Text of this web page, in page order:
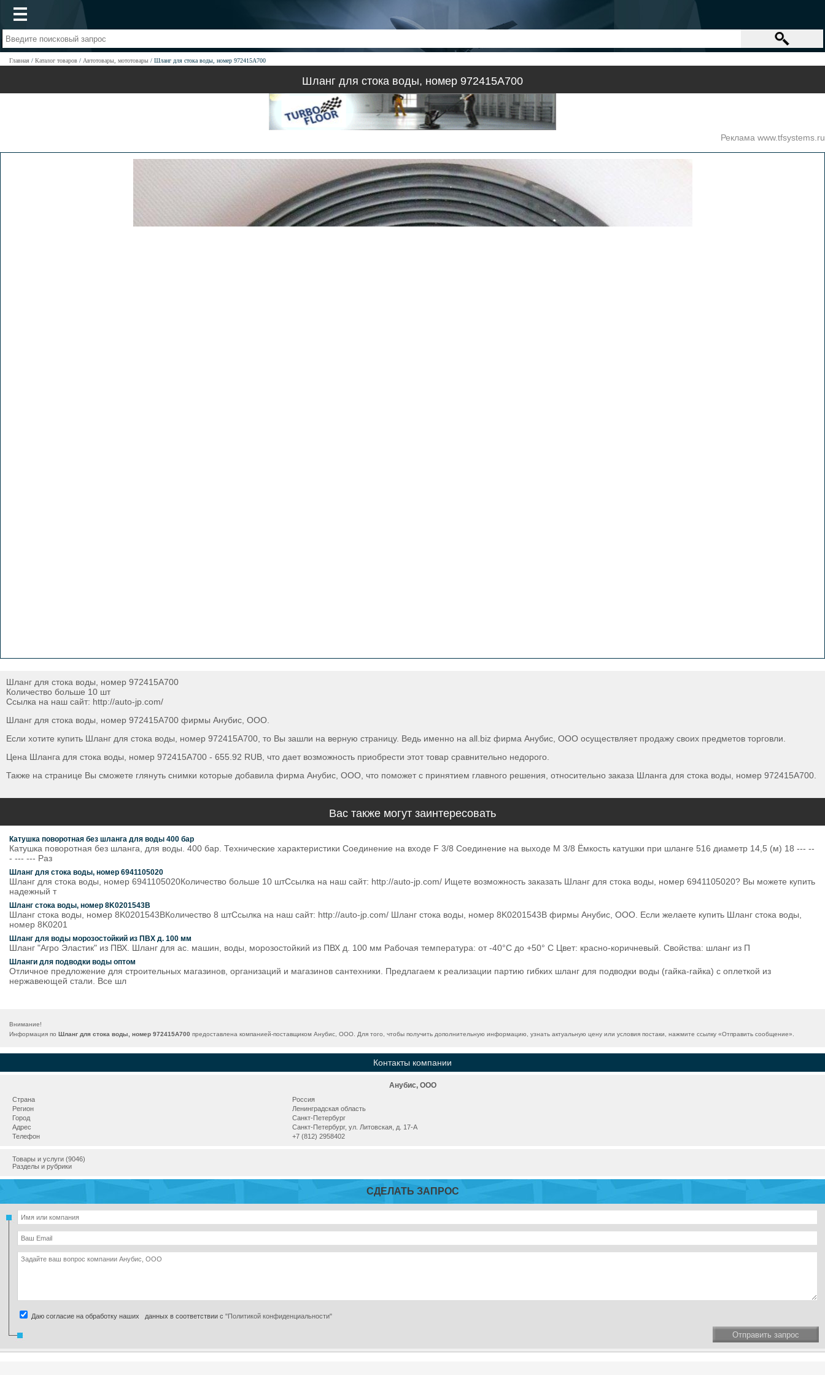
Главная Каталог товаров Автотовары, мототовары Шланг для стока воды, номер 972415A700
Шланг для стока воды, номер 972415A700
Реклама www.tfsystems.ru
Шланг для стока воды, номер 972415A700
Количество больше 10 шт
Ссылка на наш сайт: http://auto-jp.com/
Шланг для стока воды, номер 972415A700 фирмы Анубис, ООО.
Если хотите купить Шланг для стока воды, номер 972415A700, то Вы зашли на верную страницу. Ведь именно на all.biz фирма Анубис, ООО осуществляет продажу своих предметов торговли.
Цена Шланга для стока воды, номер 972415A700 - 655.92 RUB, что дает возможность приобрести этот товар сравнительно недорого.
Также на странице Вы сможете глянуть снимки которые добавила фирма Анубис, ООО, что поможет с принятием главного решения, относительно заказа Шланга для стока воды, номер 972415A700.
Вас также могут заинтересовать
Катушка поворотная без шланга для воды 400 бар
Катушка поворотная без шланга, для воды. 400 бар. Технические характеристики Соединение на входе F 3/8 Соединение на выходе M 3/8 Ёмкость катушки при шланге 516 диаметр 14,5 (м) 18 --- --
- --- --- Раз
Шланг для стока воды, номер 6941105020
Шланг для стока воды, номер 6941105020Количество больше 10 штСсылка на наш сайт: http://auto-jp.com/ Ищете возможность заказать Шланг для стока воды, номер 6941105020? Вы можете купить
надежный т
Шланг стока воды, номер 8K0201543B
Шланг стока воды, номер 8K0201543BКоличество 8 штСсылка на наш сайт: http://auto-jp.com/ Шланг стока воды, номер 8K0201543B фирмы Анубис, ООО. Если желаете купить Шланг стока воды,
номер 8K0201
Шланг для воды морозостойкий из ПВХ д. 100 мм
Шланг "Агро Эластик" из ПВХ. Шланг для ас. машин, воды, морозостойкий из ПВХ д. 100 мм Рабочая температура: от -40°C до +50° C Цвет: красно-коричневый. Свойства: шланг из П
Шланги для подводки воды оптом
Отличное предложение для строительных магазинов, организаций и магазинов сантехники. Предлагаем к реализации партию гибких шланг для подводки воды (гайка-гайка) с оплеткой из
нержавеющей стали. Все шл
Внимание!
Информация по Шланг для стока воды, номер 972415A700 предоставлена компанией-поставщиком Анубис, ООО. Для того, чтобы получить дополнительную информацию, узнать актуальную цену или условия постаки, нажмите ссылку «Отправить сообщение».
Контакты компании
Анубис, ООО
Страна
Россия
Регион
Ленинградская область
Город
Санкт-Петербург
Адрес
Санкт-Петербург, ул. Литовская, д. 17-А
Телефон
+7 (812) 2958402
Товары и услуги (9046)
Разделы и рубрики
СДЕЛАТЬ ЗАПРОС
Даю согласие на обработку наших данных в соответствии с "Политикой конфиденциальности"
Отправить запрос